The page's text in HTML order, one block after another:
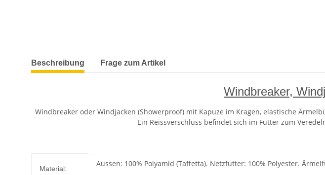
weitere Registerkarten anzeigen
Beschreibung Frage zum Artikel
Windbreaker,
Windbreaker oder Windjacken (Showerproof) mit Kapuze im Kragen, elastische
Ein Reissverschluss befindet sich im Futter zum
Produkteigenschaft
Material:
Aussen: 100% Polyamid (Taffetta). Netzfutter: 100% Polyester.